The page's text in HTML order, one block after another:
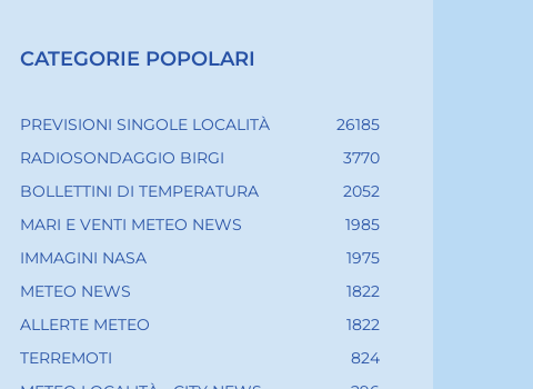
CATEGORIE POPOLARI
PREVISIONI SINGOLE LOCALITÀ
26185
RADIOSONDAGGIO BIRGI
3770
BOLLETTINI DI TEMPERATURA
2052
MARI E VENTI METEO NEWS
1985
IMMAGINI NASA
1975
METEO NEWS
1822
ALLERTE METEO
1822
TERREMOTI
824